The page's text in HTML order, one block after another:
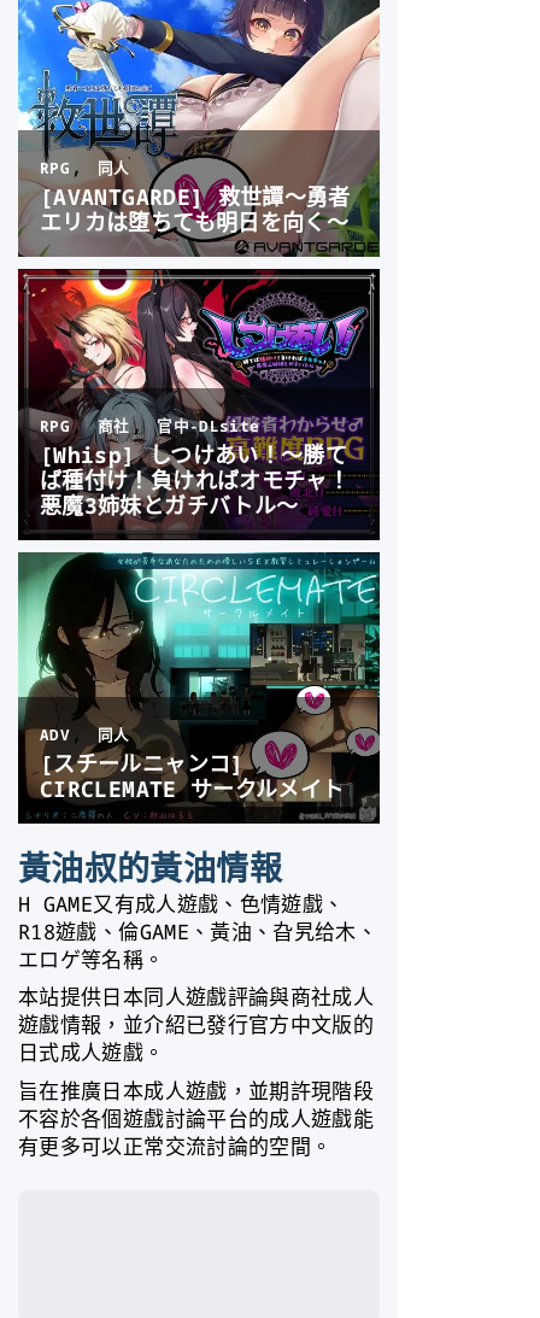
黃油叔的黃油情報
H GAME又有成人遊戲、色情遊戲、
R18遊戲、倫GAME、黃油、旮旯给木、
エロゲ等名稱。
本站提供日本同人遊戲評論與商社成人
遊戲情報，並介紹已發行官方中文版的
日式成人遊戲。
旨在推廣日本成人遊戲，並期許現階段
不容於各個遊戲討論平台的成人遊戲能
有更多可以正常交流討論的空間。